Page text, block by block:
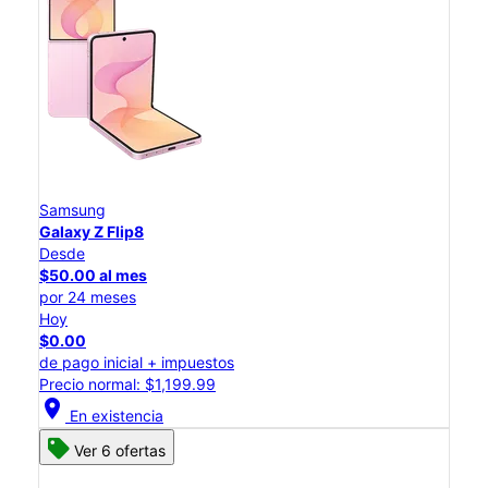
Samsung
Galaxy Z Flip8
Desde
$50.00 al mes
por 24 meses
Hoy
$0.00
de pago inicial + impuestos
Precio normal: $1,199.99
location_on En existencia
Ver 6 ofertas